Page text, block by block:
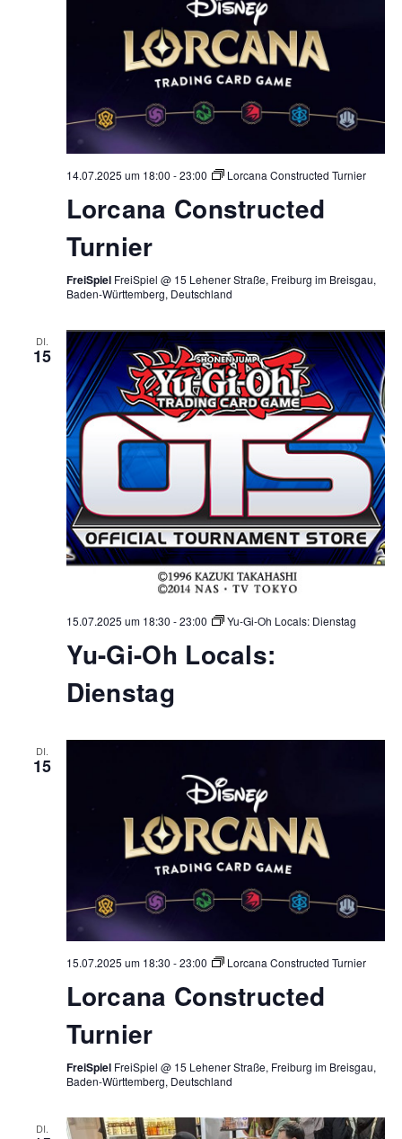
14.07.2025 um 18:00 -23:00 Lorcana Constructed Turnier
Lorcana Constructed
Turnier
FreiSpiel FreiSpiel @ 15 Lehener Straße, Freiburg im Breisgau,
Baden-Württemberg, Deutschland
DI.
15
15.07.2025 um 18:30 -23:00 Yu-Gi-Oh Locals: Dienstag
Yu-Gi-Oh Locals:
Dienstag
DI.
15
15.07.2025 um 18:30 -23:00 Lorcana Constructed Turnier
Lorcana Constructed
Turnier
FreiSpiel FreiSpiel @ 15 Lehener Straße, Freiburg im Breisgau,
Baden-Württemberg, Deutschland
DI.